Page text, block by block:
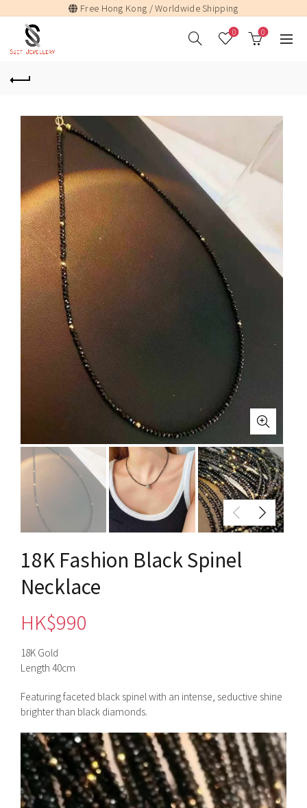
Free Hong Kong / Worldwide Shipping
0 0
18K Fashion Black Spinel
Necklace
HK$990
18K Gold
Length 40cm
Featuring faceted black spinel with an intense, seductive shine
brighter than black diamonds.
視
訊
播
放
器